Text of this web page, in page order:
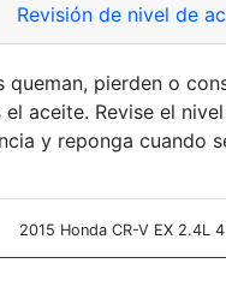
Revisión de nivel de
queman, pierden o
el aceite. Revise el
y reponga cuando
2015 Honda CR-V EX 2.4L